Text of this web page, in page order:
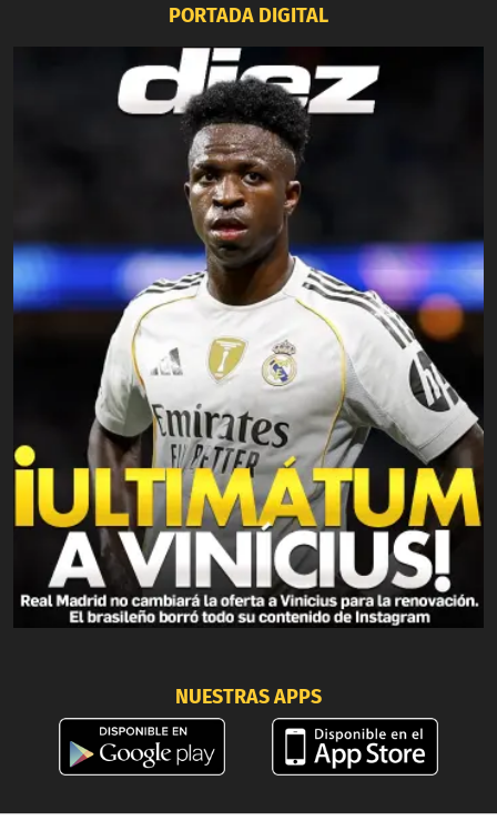
PORTADA DIGITAL
NUESTRAS APPS